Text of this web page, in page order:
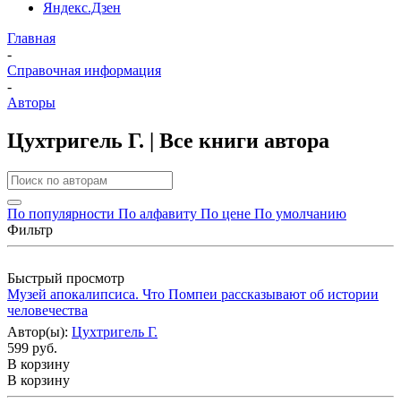
Яндекс.Дзен
Главная
-
Справочная информация
-
Авторы
Цухтригель Г. | Все книги автора
По популярности По алфавиту По цене По умолчанию
Фильтр
Быстрый просмотр
Музей апокалипсиса. Что Помпеи рассказывают об истории
человечества
Автор(ы): Цухтригель Г.
599 руб.
В корзину
В корзину